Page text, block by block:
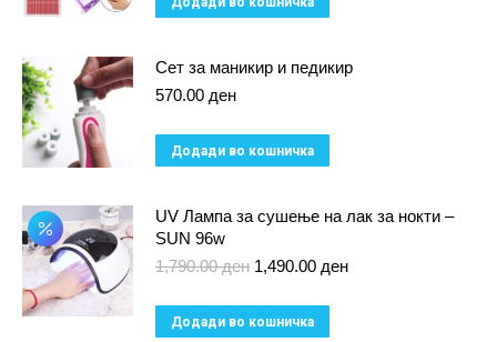
Сет за маникир и педикир
570.00 ден
Додади во кошничка
UV Лампа за сушење на лак за нокти –
SUN 96w
1,790.00ден Original
was:
1,790.00 ден.
1,490.00 денCurrent
Додади во кошничка